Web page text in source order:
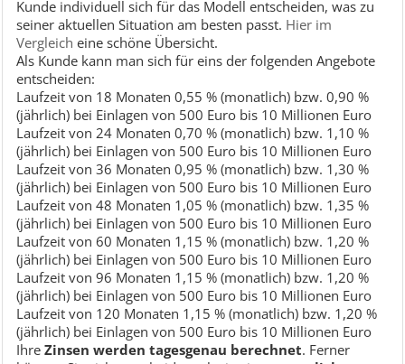
Kunde individuell sich für das Modell entscheiden, was zu
seiner aktuellen Situation am besten passt. Hier im
Vergleich eine schöne Übersicht.
Als Kunde kann man sich für eins der folgenden Angebote
entscheiden:
Laufzeit von 18 Monaten 0,55 % (monatlich) bzw. 0,90 %
(jährlich) bei Einlagen von 500 Euro bis 10 Millionen Euro
Laufzeit von 24 Monaten 0,70 % (monatlich) bzw. 1,10 %
(jährlich) bei Einlagen von 500 Euro bis 10 Millionen Euro
Laufzeit von 36 Monaten 0,95 % (monatlich) bzw. 1,30 %
(jährlich) bei Einlagen von 500 Euro bis 10 Millionen Euro
Laufzeit von 48 Monaten 1,05 % (monatlich) bzw. 1,35 %
(jährlich) bei Einlagen von 500 Euro bis 10 Millionen Euro
Laufzeit von 60 Monaten 1,15 % (monatlich) bzw. 1,20 %
(jährlich) bei Einlagen von 500 Euro bis 10 Millionen Euro
Laufzeit von 96 Monaten 1,15 % (monatlich) bzw. 1,20 %
(jährlich) bei Einlagen von 500 Euro bis 10 Millionen Euro
Laufzeit von 120 Monaten 1,15 % (monatlich) bzw. 1,20 %
(jährlich) bei Einlagen von 500 Euro bis 10 Millionen Euro
IhreZinsen werden tagesgenau berechnet. Ferner